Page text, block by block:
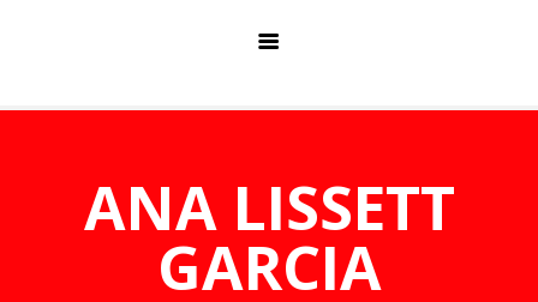
Servicios
Eventos
ANA LISSETT
GARCIA